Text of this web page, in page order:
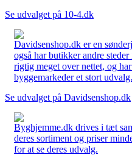
Se udvalget på 10-4.dk
Davidsenshop.dk er en
også har butikker andre
rigtig meget over nettet, og
byggemarkeder et stort
Se udvalget på Davidsenshop.dk
Byghjemme.dk drives i tæt
deres sortiment og priser
for at se deres udvalg.